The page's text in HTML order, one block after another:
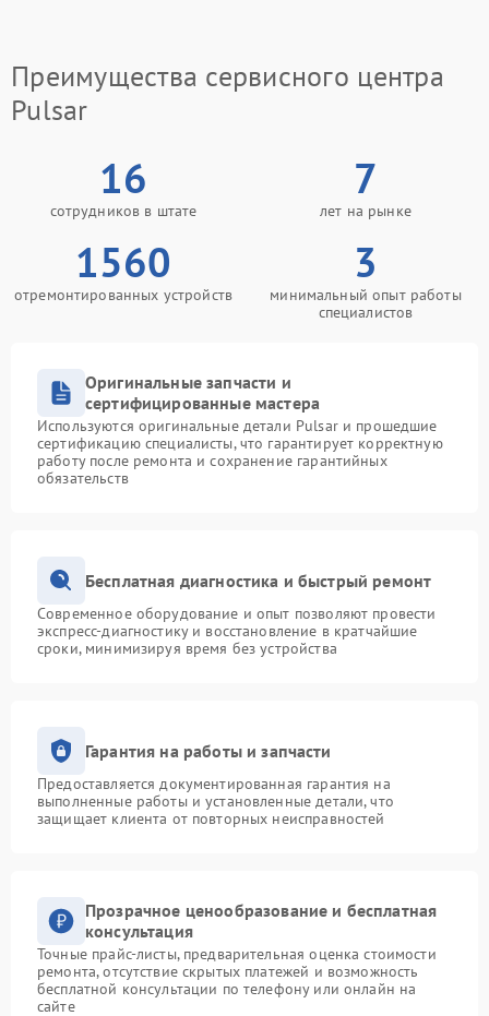
Преимущества сервисного центра
Pulsar
16
сотрудников в штате
7
лет на рынке
1560
отремонтированных устройств
3
минимальный опыт работы
специалистов
Оригинальные запчасти и
сертифицированные мастера
Используются оригинальные детали Pulsar и прошедшие
сертификацию специалисты, что гарантирует корректную
работу после ремонта и сохранение гарантийных
обязательств
Бесплатная диагностика и быстрый ремонт
Современное оборудование и опыт позволяют провести
экспресс-диагностику и восстановление в кратчайшие
сроки, минимизируя время без устройства
Гарантия на работы и запчасти
Предоставляется документированная гарантия на
выполненные работы и установленные детали, что
защищает клиента от повторных неисправностей
Прозрачное ценообразование и бесплатная
консультация
Точные прайс-листы, предварительная оценка стоимости
ремонта, отсутствие скрытых платежей и возможность
бесплатной консультации по телефону или онлайн на
сайте